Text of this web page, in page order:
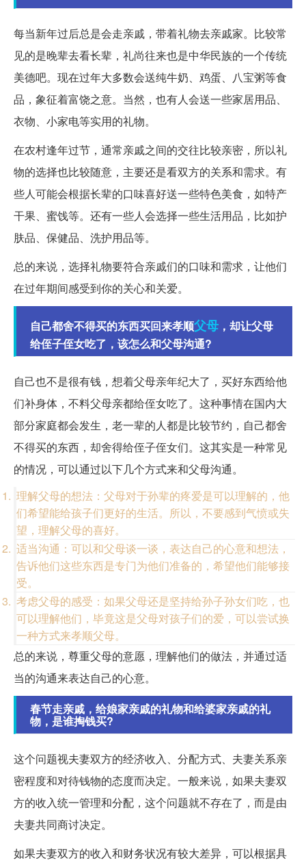
每当新年过后总是会走亲戚，带着礼物去亲戚家。比较常
见的是晚辈去看长辈，礼尚往来也是中华民族的一个传统
美德吧。现在过年大多数会送纯牛奶、鸡蛋、八宝粥等食
品，象征着富饶之意。当然，也有人会送一些家居用品、
衣物、小家电等实用的礼物。
在农村逢年过节，通常亲戚之间的交往比较亲密，所以礼
物的选择也比较随意，主要还是看双方的关系和需求。有
些人可能会根据长辈的口味喜好送一些特色美食，如特产
干果、蜜饯等。还有一些人会选择一些生活用品，比如护
肤品、保健品、洗护用品等。
总的来说，选择礼物要符合亲戚们的口味和需求，让他们
在过年期间感受到你的关心和关爱。
自己都舍不得买的东西买回来孝顺父母 ，却让父母
给侄子侄女吃了，该怎么和父母沟通?
自己也不是很有钱，想着父母亲年纪大了，买好东西给他
们补身体，不料父母亲都给侄女吃了。这种事情在国内大
部分家庭都会发生，老一辈的人都是比较节约，自己都舍
不得买的东西，却舍得给侄子侄女们。这其实是一种常见
的情况，可以通过以下几个方式来和父母沟通。
理解父母的想法：父母对于孙辈的疼爱是可以理解的，他
们希望能给孩子们更好的生活。所以，不要感到气愤或失
望，理解父母的喜好。
适当沟通：可以和父母谈一谈，表达自己的心意和想法，
告诉他们这些东西是专门为他们准备的，希望他们能够接
受。
考虑父母的感受：如果父母还是坚持给孙子孙女们吃，也
可以理解他们，毕竟这是父母对孩子们的爱，可以尝试换
一种方式来孝顺父母。
总的来说，尊重父母的意愿，理解他们的做法，并通过适
当的沟通来表达自己的心意。
春节走亲戚，给娘家亲戚的礼物和给婆家亲戚的礼
物，是谁掏钱买?
这个问题视夫妻双方的经济收入、分配方式、夫妻关系亲
密程度和对待钱物的态度而决定。一般来说，如果夫妻双
方的收入统一管理和分配，这个问题就不存在了，而是由
夫妻共同商讨决定。
如果夫妻双方的收入和财务状况有较大差异，可以根据具